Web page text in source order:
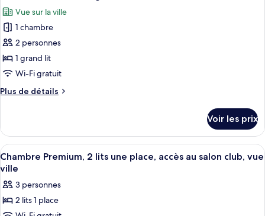
accessible
aux
personnes
à
mobilité
réduite
Chambre
Premium,
lits
une
place,
accessible
aux
réduite
les
photos
pour
ce
type
chambre :
grand
lit
Vue sur la ville
1 chambre
2 personnes
1 grand lit
Wi-Fi gratuit
Plus de détails
Plus
le
type
de
chambre
Standard,
Voir les prix
Afficher
toutes
les
photos
pour
Une chambre d’hôtel dotée d’un
5
Chambre Premium, 2 lits une place, accès au salon club, vue
ville
3 personnes
2 lits 1 place